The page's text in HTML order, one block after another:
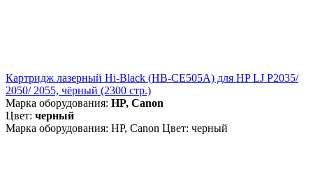
Картридж лазерный Hi-Black (HB-CE505A) для HP LJ P2035/
2050/ 2055, чёрный (2300 стр.)
Марка оборудования: HP, Canon
Цвет: черный
Марка оборудования: HP, Canon Цвет: черный